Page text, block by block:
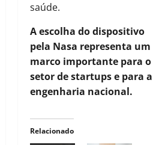
saúde.
A escolha do dispositivo
pela Nasa representa um
marco importante para o
setor de startups e para a
engenharia nacional.
Relacionado